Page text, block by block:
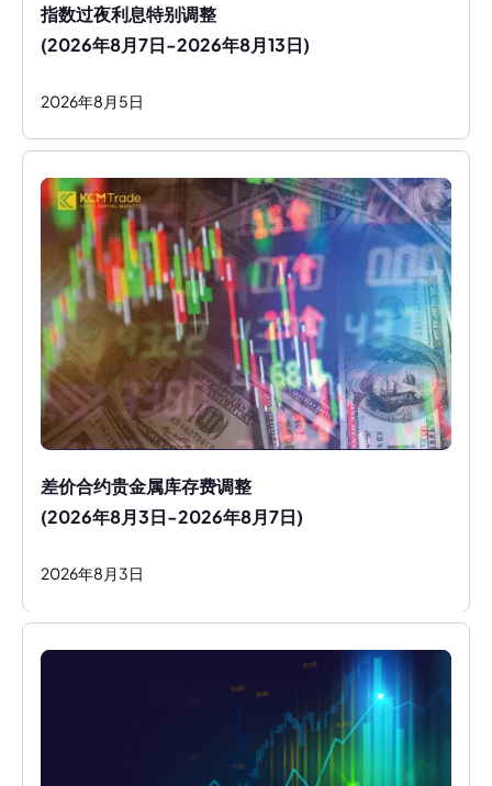
指数过夜利息特别调整
(2026年8月7日-2026年8月13日)
2026年8 月 5日
差价合约贵金属库存费调整
(2026年8月3日-2026年8月7日)
2026年8 月 3日